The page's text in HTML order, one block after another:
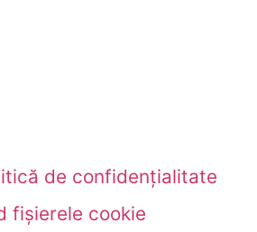
de confidențialitate
fișierele cookie